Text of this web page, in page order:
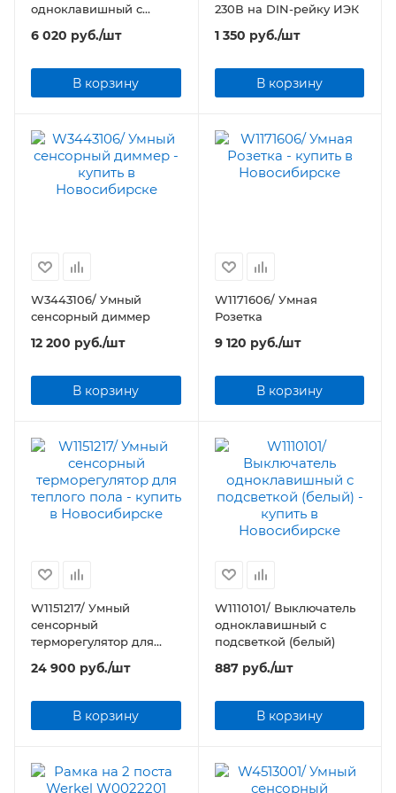
одноклавишный с
подсветкой 1000 Вт
6 020 руб./шт
В корзину
230В на DIN-рейку ИЭК
1 350 руб./шт
В корзину
W3443106/ Умный
сенсорный диммер
12 200 руб./шт
В корзину
W1171606/ Умная
Розетка
9 120 руб./шт
В корзину
W1151217/ Умный
сенсорный
терморегулятор для
24 900 руб./шт
В корзину
W1110101/ Выключатель
одноклавишный с
подсветкой (белый)
887руб./шт
В корзину